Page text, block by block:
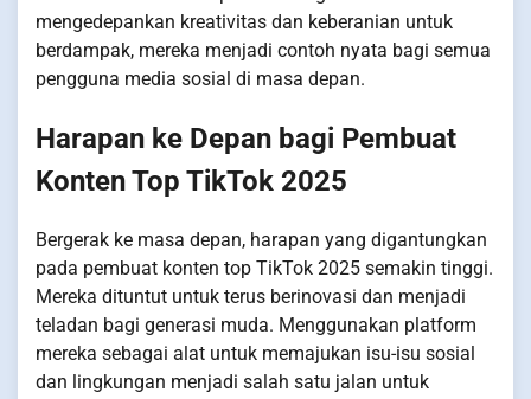
mengedepankan kreativitas dan keberanian untuk
berdampak, mereka menjadi contoh nyata bagi semua
pengguna media sosial di masa depan.
Harapan ke Depan bagi Pembuat
Konten Top TikTok 2025
Bergerak ke masa depan, harapan yang digantungkan
pada pembuat konten top TikTok 2025 semakin tinggi.
Mereka dituntut untuk terus berinovasi dan menjadi
teladan bagi generasi muda. Menggunakan platform
mereka sebagai alat untuk memajukan isu-isu sosial
dan lingkungan menjadi salah satu jalan untuk